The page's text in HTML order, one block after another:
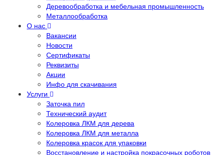
Деревообработка и мебельная промышленность
Металлообработка
О нас
Вакансии
Новости
Сертификаты
Реквизиты
Акции
Инфо для скачивания
Услуги
Заточка пил
Технический аудит
Колеровка ЛКМ для дерева
Колеровка ЛКМ для металла
Колеровка красок для упаковки
Восстановление и настройка покрасочных роботов